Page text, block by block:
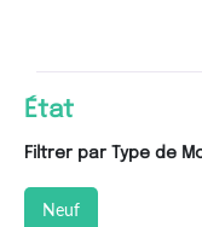
État
Filtrer par Type de
Neuf